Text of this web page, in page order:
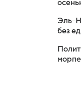
Эль-
без